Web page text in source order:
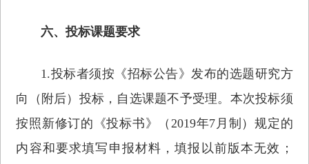
六、投标课题要求
1.投标者须按《招标公告》发布的选题研究方
向（附后）投标，自选课题不予受理。本次投标须
按照新修订的《投标书》（2019年7月制）规定的
内容和要求填写申报材料，填报以前版本无效；